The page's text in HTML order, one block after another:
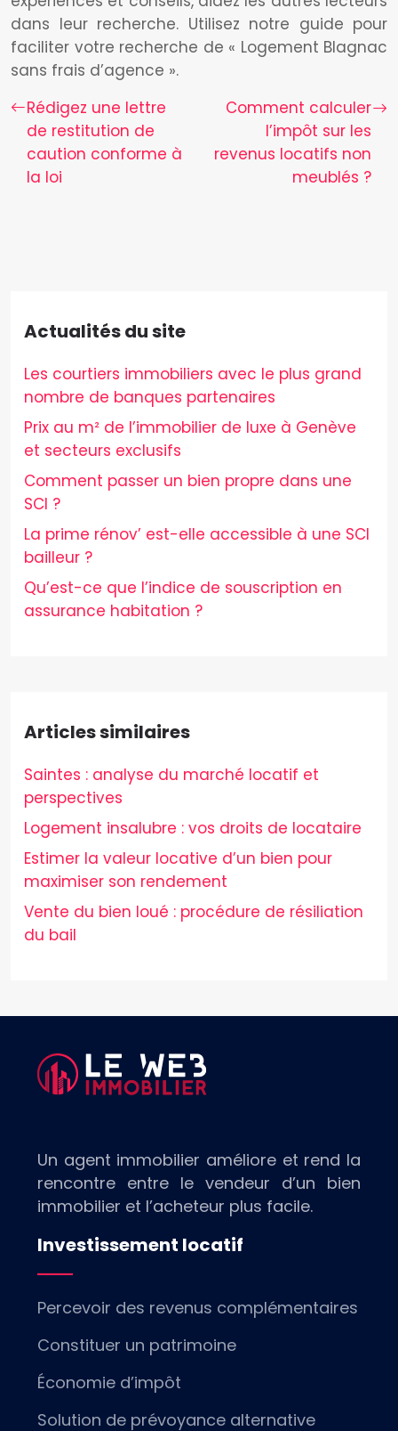
dans leur recherche. Utilisez notre guide pour
faciliter votre recherche de « Logement Blagnac
sans frais d’agence ».
Rédigez une lettre
de restitution de
caution conforme à
la loi
Comment calculer
l’impôt sur les
revenus locatifs non
meublés ?
Actualités du site
Les courtiers immobiliers avec le plus grand
nombre de banques partenaires
Prix au m² de l’immobilier de luxe à Genève
et secteurs exclusifs
Comment passer un bien propre dans une
SCI ?
La prime rénov’ est-elle accessible à une SCI
bailleur ?
Qu’est-ce que l’indice de souscription en
assurance habitation ?
Articles similaires
Saintes : analyse du marché locatif et
perspectives
Logement insalubre : vos droits de locataire
Estimer la valeur locative d’un bien pour
maximiser son rendement
Vente du bien loué : procédure de résiliation
du bail
Un agent immobilier améliore et rend la
rencontre entre le vendeur d’un bien
immobilier et l’acheteur plus facile.
Investissement locatif
Percevoir des revenus complémentaires
Constituer un patrimoine
Économie d’impôt
Solution de prévoyance alternative